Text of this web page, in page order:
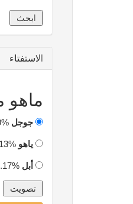
الاستفتاء
ماهو
جوجل 8.70%
ياهو 39.13%
أبل 52.17%